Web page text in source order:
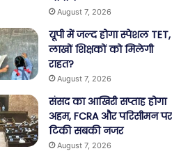
August 7, 2026
यूपी में जल्द होगा स्पेशल TET,
लाखों शिक्षकों को मिलेगी
राहत?
August 7, 2026
संसद का आखिरी सप्ताह होगा
अहम, FCRA और परिसीमन पर
टिकी सबकी नजर
August 7, 2026